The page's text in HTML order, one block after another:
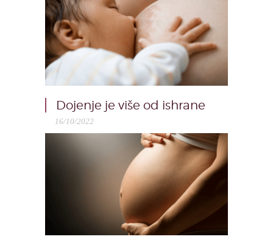
Dojenje je više od ishrane
16/10/2022